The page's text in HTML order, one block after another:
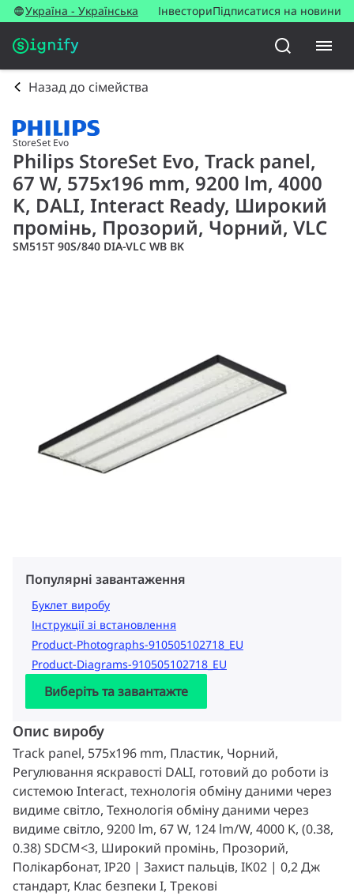
Україна - Українська ІнвесториПідписатися на новини
Назад до сімейства
StoreSet Evo
Philips StoreSet Evo, Track panel,
67 W, 575x196 mm, 9200 lm, 4000
K, DALI, Interact Ready, Широкий
промінь, Прозорий, Чорний, VLC
SM515T 90S/840 DIA-VLC WB BK
Популярні завантаження
Буклет виробу
Інструкції зі встановлення
Product-Photographs-910505102718_EU
Product-Diagrams-910505102718_EU
Виберіть та завантажте
Опис виробу
Track panel, 575x196 mm, Пластик, Чорний,
Регулювання яскравості DALI, готовий до роботи із
системою Interact, технологія обміну даними через
видиме світло, Технологія обміну даними через
видиме світло, 9200 lm, 67 W, 124 lm/W, 4000 K, (0.38,
0.38) SDCM<3, Широкий промінь, Прозорий,
Полікарбонат, IP20 | Захист пальців, IK02 | 0,2 Дж
стандарт, Клас безпеки I, Трекові